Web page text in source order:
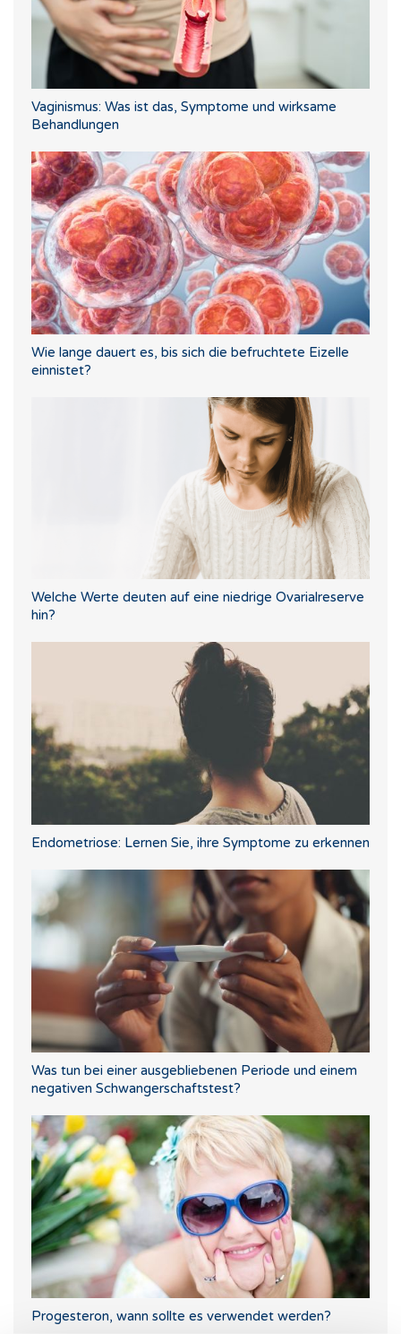
Vaginismus: Was ist das, Symptome und wirksame
Behandlungen
Wie lange dauert es, bis sich die befruchtete Eizelle
einnistet?
Welche Werte deuten auf eine niedrige Ovarialreserve
hin?
Endometriose: Lernen Sie, ihre Symptome zu erkennen
Was tun bei einer ausgebliebenen Periode und einem
negativen Schwangerschaftstest?
Progesteron, wann sollte es verwendet werden?